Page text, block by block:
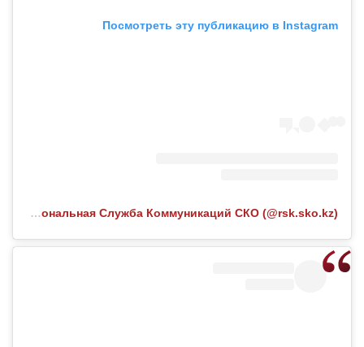
Посмотреть эту публикацию в Instagram
Публикация от Региональная Служба Коммуникаций СКО (@rsk.sko.kz)